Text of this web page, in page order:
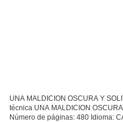
UNA MALDICION OSCURA Y
técnica UNA MALDICION
Número de páginas: 480 Idioma: